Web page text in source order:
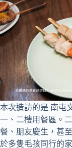
本次造訪的是 南屯
一、二樓用餐區。
餐、朋友慶生，甚
於多隻毛孩同行的